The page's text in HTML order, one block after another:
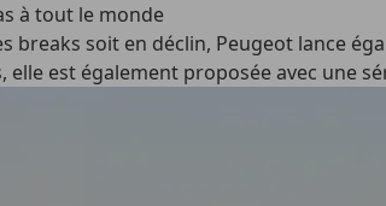
à tout le monde
breaks soit en déclin, Peugeot lance
elle est également proposée avec une